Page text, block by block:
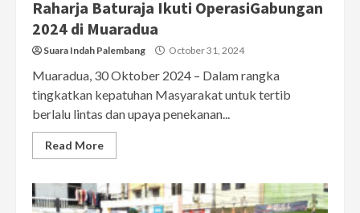
Raharja Baturaja Ikuti OperasiGabungan
2024 di Muaradua
Suara Indah Palembang October 31, 2024
Muaradua, 30 Oktober 2024 – Dalam rangka
tingkatkan kepatuhan Masyarakat untuk tertib
berlalu lintas dan upaya penekanan...
Read More